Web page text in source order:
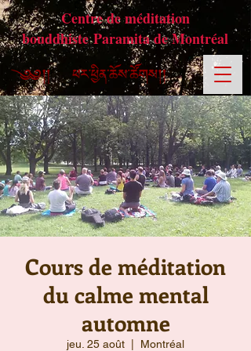
Centre de méditation
bouddhiste Paramita de Montréal
Cours de méditation
du calme mental
automne
jeu. 25 août Montréal